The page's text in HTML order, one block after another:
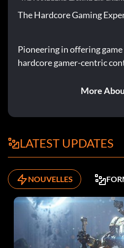
The Hardcore Gaming
Pioneering in offering
hardcore gamer-centric
More
LATEST UPDATES
NOUVELLES